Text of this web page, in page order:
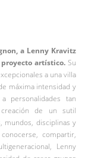
a Lenny Kravitz
artístico. Su
a una villa
máxima intensidad y
personalidades tan
de un sutil
mundos, disciplinas y
compartir,
Lenny